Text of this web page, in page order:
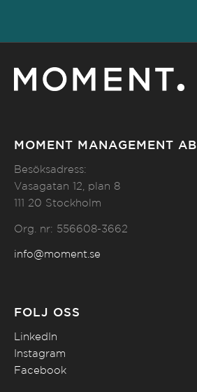
MOMENT MANAGEMENT AB
Besöksadress:
Vasagatan 12, plan 8
111 20 Stockholm
Org. nr: 556608-3662
info@moment.se
FÖLJ OSS
LinkedIn
Instagram
Facebook